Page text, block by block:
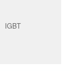
IGBT